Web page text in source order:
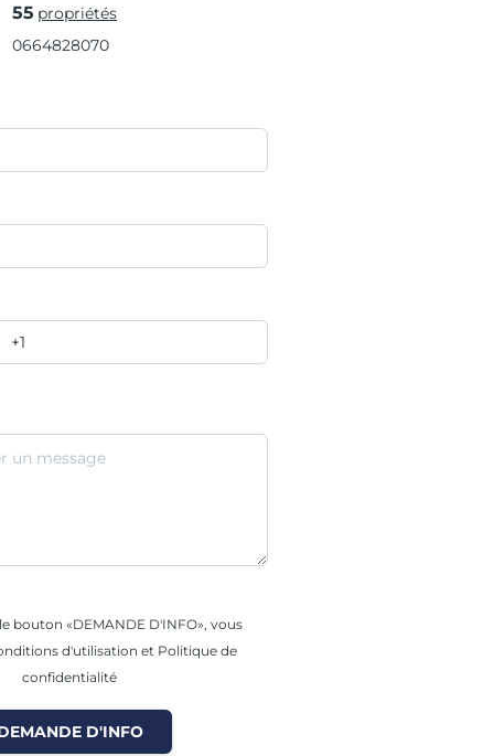
55 propriétés
0664828070
bouton «DEMANDE D'INFO», vous
d'utilisation et Politique de
confidentialité
D'INFO